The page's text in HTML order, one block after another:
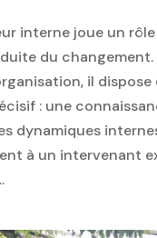
interne joue un
du changement.
il dispose
: une
dynamiques
à un intervenant